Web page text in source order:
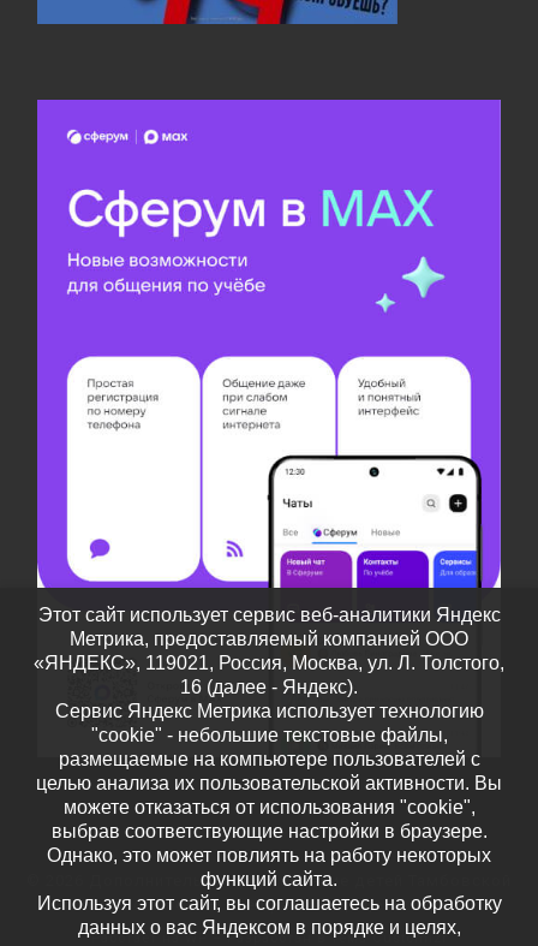
Дополнительное образование детей Тамбовской
области– Все права защищены
Работает наWP – Разработан вТема Customizr
Этот сайт использует сервис веб-аналитики Яндекс
Метрика, предоставляемый компанией ООО
«ЯНДЕКС», 119021, Россия, Москва, ул. Л. Толстого,
16 (далее - Яндекс).
Сервис Яндекс Метрика использует технологию
"cookie" - небольшие текстовые файлы,
размещаемые на компьютере пользователей с
целью анализа их пользовательской активности. Вы
можете отказаться от использования "cookie",
выбрав соответствующие настройки в браузере.
Однако, это может повлиять на работу некоторых
функций сайта.
Используя этот сайт, вы соглашаетесь на обработку
данных о вас Яндексом в порядке и целях,